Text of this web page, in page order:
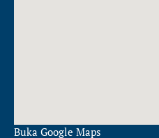
Buka Google Maps